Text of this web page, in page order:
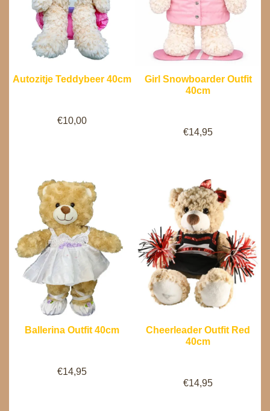
Autozitje Teddybeer 40cm
€10,00
Girl Snowboarder Outfit
40cm
€14,95
Ballerina Outfit 40cm
€14,95
Cheerleader Outfit Red
40cm
€14,95